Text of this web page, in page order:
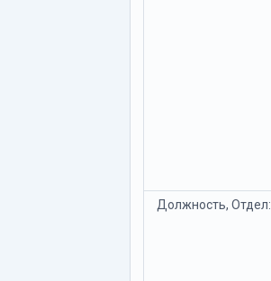
Должность, Отдел: